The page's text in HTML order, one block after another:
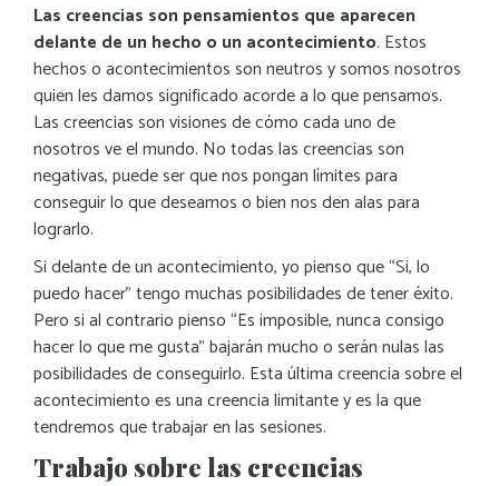
Las creencias son pensamientos que aparecen
delante de un hecho o un acontecimiento. Estos
hechos o acontecimientos son neutros y somos nosotros
quien les damos significado acorde a lo que pensamos.
Las creencias son visiones de cómo cada uno de
nosotros ve el mundo. No todas las creencias son
negativas, puede ser que nos pongan límites para
conseguir lo que deseamos o bien nos den alas para
lograrlo.
Si delante de un acontecimiento, yo pienso que “Si, lo
puedo hacer” tengo muchas posibilidades de tener éxito.
Pero si al contrario pienso “Es imposible, nunca consigo
hacer lo que me gusta” bajarán mucho o serán nulas las
posibilidades de conseguirlo. Esta última creencia sobre el
acontecimiento es una creencia limitante y es la que
tendremos que trabajar en las sesiones.
Trabajo sobre las creencias